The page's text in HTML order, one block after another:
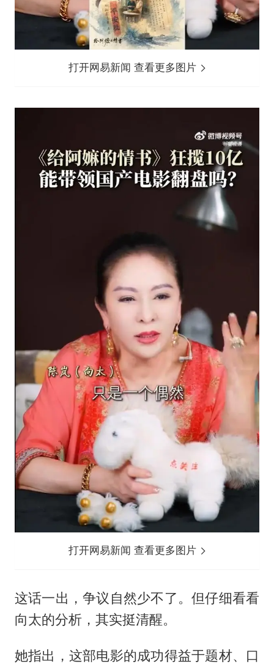
打开网易新闻 查看更多图片
打开网易新闻 查看更多图片
这话一出，争议自然少不了。但仔细看看
向太的分析，其实挺清醒。
她指出，这部电影的成功得益于题材、口